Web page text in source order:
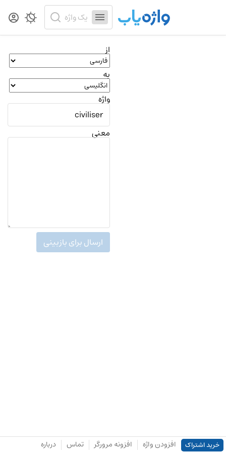
از
به
واژه
معنی
ارسال برای بازبینی
خرید اشتراک افزودن واژه افزونه مرورگر تماس درباره